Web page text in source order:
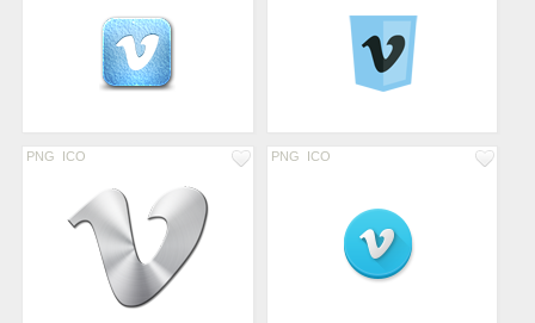
PNG ICO PNG ICO